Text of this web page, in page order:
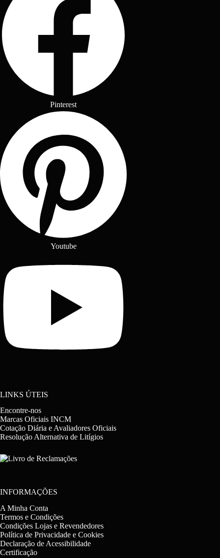
Pinterest
Youtube
LINKS ÚTEIS
Encontre-nos
Marcas Oficiais INCM
Cotação Diária e Avaliadores Oficiais
Resolução Alternativa de Litígios
INFORMAÇÕES
A Minha Conta
Termos e Condições
Condições Lojas e Revendedores
Política de Privacidade e Cookies
Declaração de Acessibilidade
Certificação